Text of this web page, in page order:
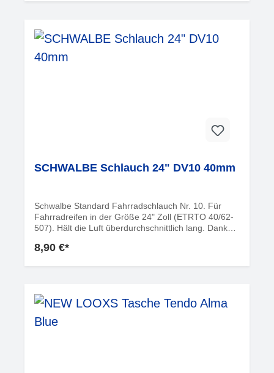
SCHWALBE Schlauch 24" DV10 40mm
Schwalbe Standard Fahrradschlauch Nr. 10. Für
Fahrradreifen in der Größe 24" Zoll (ETRTO 40/62-
507). Hält die Luft überdurchschnittlich lang. Dank
Höchste Zuverlässigkeit, die sich millionenfach
ReichshofDeutschlandinfo@schwalbe.com
8,90 €*